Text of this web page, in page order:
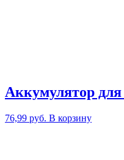
Аккумулятор
76,99 руб. В корзину